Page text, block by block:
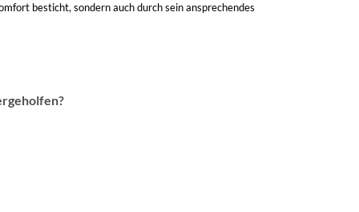
besticht, sondern auch durch sein ansprechendes